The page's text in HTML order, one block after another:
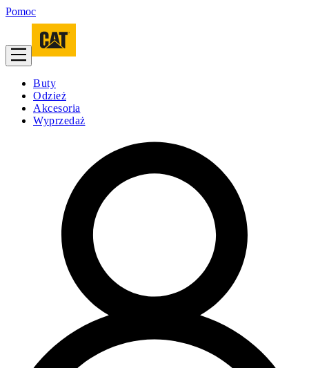
Pomoc
Buty
Odzież
Akcesoria
Wyprzedaż